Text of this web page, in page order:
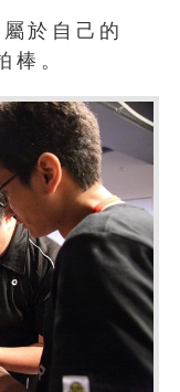
於自己的
棒。